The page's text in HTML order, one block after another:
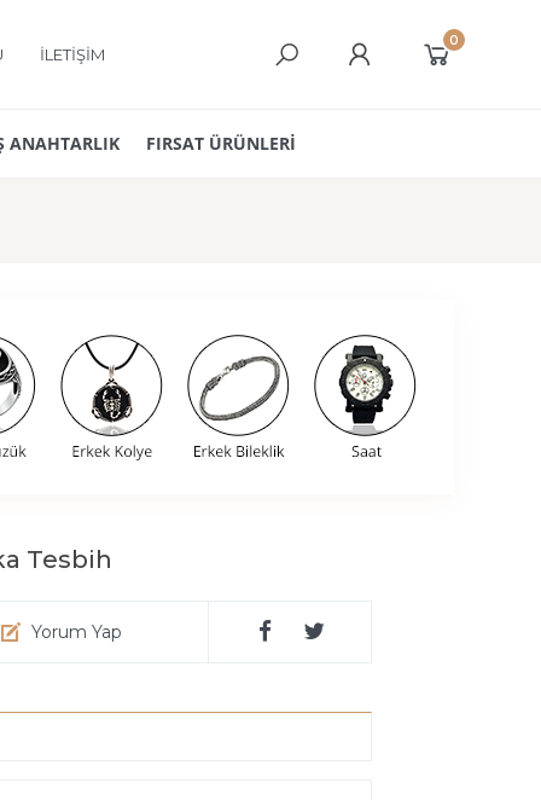
İLETİŞİM
0
ANAHTARLIK FIRSAT ÜRÜNLERİ
Tesbih
Yorum Yap